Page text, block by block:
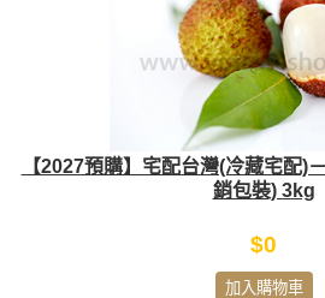
【2027預購】宅配台灣(冷藏宅配)
銷包裝) 3kg
$0
加入購物車